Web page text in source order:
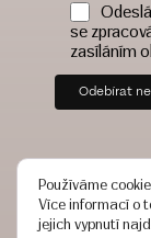
se
zasíláním
Používáme
Více informací o
jejich vypnutí